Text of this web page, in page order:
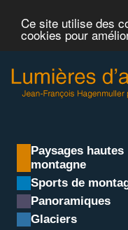
Ce site utilise des
cookies pour
Paysages hautes
montagne
Sports de
Panoramiques
Glaciers